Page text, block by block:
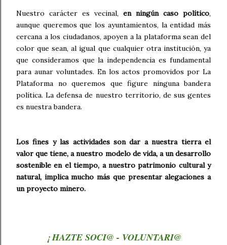
Nuestro carácter es vecinal, en ningún caso político,
aunque queremos que los ayuntamientos, la entidad más
cercana a los ciudadanos, apoyen a la plataforma sean del
color que sean, al igual que cualquier otra institución, ya
que consideramos que la independencia es fundamental
para aunar voluntades. En los actos promovidos por La
Plataforma no queremos que figure ninguna bandera
política. La defensa de nuestro territorio, de sus gentes
es nuestra bandera.
Los fines y las actividades son dar a nuestra tierra el
valor que tiene, a nuestro modelo de vida, a un desarrollo
sostenible en el tiempo, a nuestro patrimonio cultural y
natural, implica mucho más que presentar alegaciones a
un proyecto minero.
¡ HAZTE SOCI@ - VOLUNTARI@